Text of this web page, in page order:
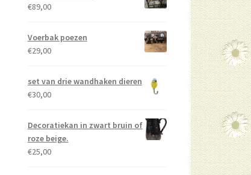
€89,00
Voerbak poezen
€29,00
set van drie wandhaken dieren
€30,00
Decoratiekan in zwart bruin of
roze beige.
€25,00